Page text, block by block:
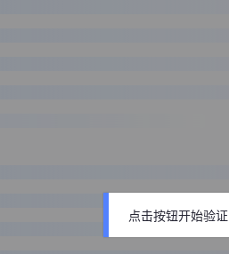
点击按钮开始验证